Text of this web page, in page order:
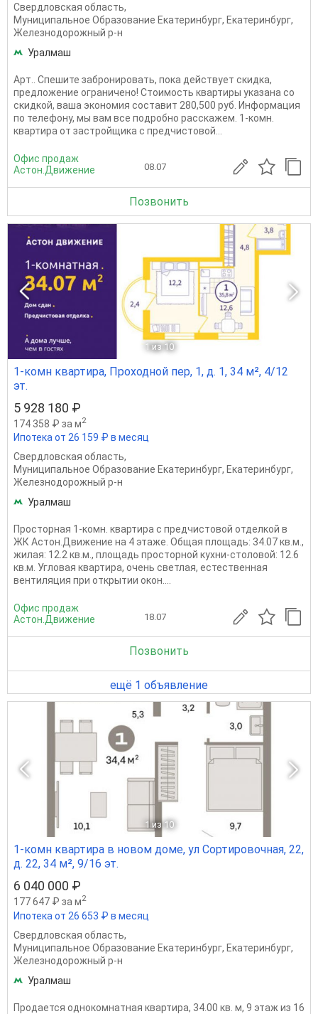
Свердловская область,
Муниципальное Образование Екатеринбург, Екатеринбург,
Железнодорожный р-н
Уралмаш
Apт.. Спешите забронировать, пока действует скидка,
предложение ограничено! Стоимость квартиры указана со
скидкой, ваша экономия составит 280,500 руб. Информация
по телефону, мы вам все подробно расскажем. 1-комн.
квартира от застройщика с предчистовой...
Офис продаж
Астон.Движение
08.07
Позвонить
1 из 10
1-комн квартира, Проходной пер, 1, д. 1, 34 м², 4/12
эт.
5 928 180 ₽
174 358 ₽ за м2
Ипотека от 26 159 ₽ в месяц
Свердловская область,
Муниципальное Образование Екатеринбург, Екатеринбург,
Железнодорожный р-н
Уралмаш
Просторная 1-комн. квартира с предчистовой отделкой в
ЖК Астон.Движение на 4 этаже. Общая площадь: 34.07 кв.м.,
жилая: 12.2 кв.м., площадь просторной кухни-столовой: 12.6
кв.м. Угловая квартира, очень светлая, естественная
вентиляция при открытии окон....
Офис продаж
Астон.Движение
18.07
Позвонить
ещё 1 объявление
1 из 10
1-комн квартира в новом доме, ул Сортировочная, 22,
д. 22, 34 м², 9/16 эт.
6 040 000 ₽
177 647 ₽ за м2
Ипотека от 26 653 ₽ в месяц
Свердловская область,
Муниципальное Образование Екатеринбург, Екатеринбург,
Железнодорожный р-н
Уралмаш
Продается однокомнатная квартира, 34.00 кв. м, 9 этаж из 16